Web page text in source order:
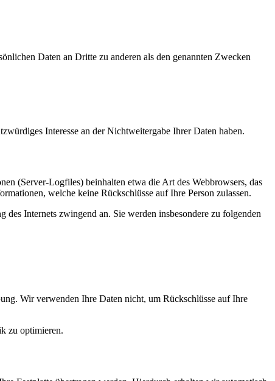
Daten an Dritte zu anderen als den genannten Zwecken
Interesse an der Nichtweitergabe Ihrer Daten haben.
(Server-Logfiles) beinhalten etwa die Art des Webbrowsers, das
welche keine Rückschlüsse auf Ihre Person zulassen.
Internets zwingend an. Sie werden insbesondere zu folgenden
Wir verwenden Ihre Daten nicht, um Rückschlüsse auf Ihre
zu optimieren.